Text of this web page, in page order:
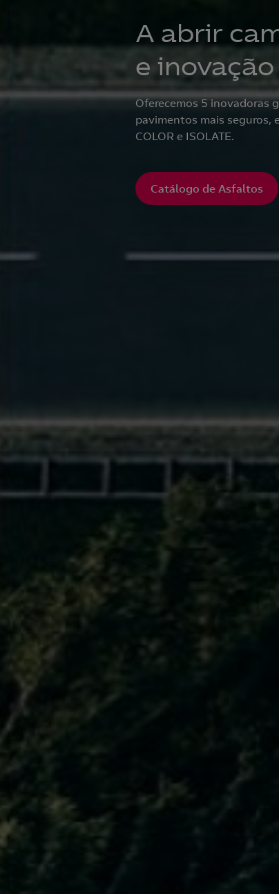
A abrir
e inovação
Oferecemos 5 inovadoras
pavimentos mais seguros,
COLOR e ISOLATE.
Catálogo de Asfaltos